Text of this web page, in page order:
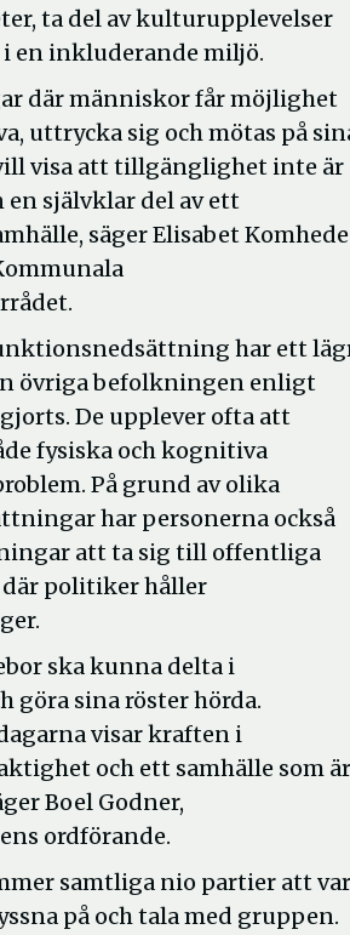
ta del av kulturupplevelser
en inkluderande miljö.
där människor får möjlighet
uttrycka sig och mötas på
visa att tillgänglighet inte är
en självklar del av ett
säger Elisabet
har ett
övriga befolkningen enligt
De upplever ofta att
fysiska och kognitiva
På grund av olika
har personerna också
att ta sig till offentliga
politiker håller
ska kunna delta i
göra sina röster hörda.
visar kraften i
och ett samhälle som är
Boel Godner,
ordförande.
samtliga nio partier att
på och tala med gruppen.